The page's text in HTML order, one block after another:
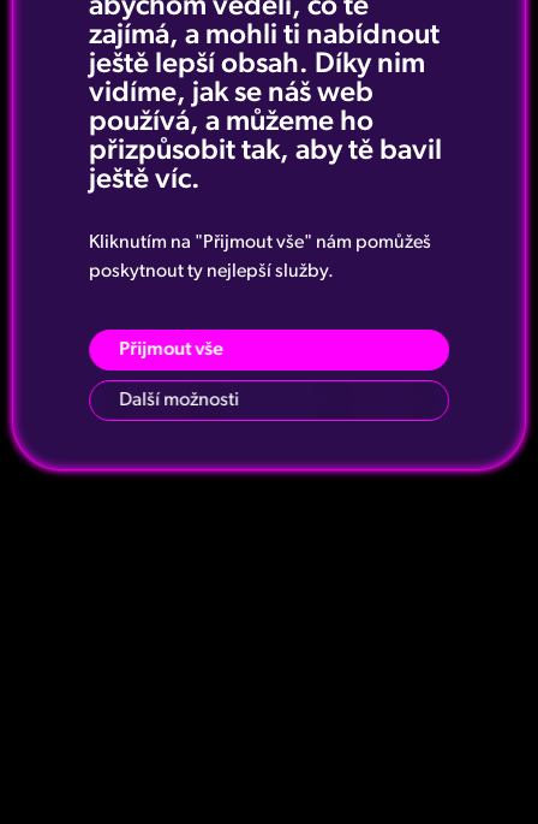
abychom věděli, co tě
zajímá, a mohli ti nabídnout
ještě lepší obsah. Díky nim
vidíme, jak se náš web
používá, a můžeme ho
přizpůsobit tak, aby tě bavil
ještě víc.
Kliknutím na "Přijmout vše" nám pomůžeš
poskytnout ty nejlepší služby.
Přijmout vše
Další možnosti